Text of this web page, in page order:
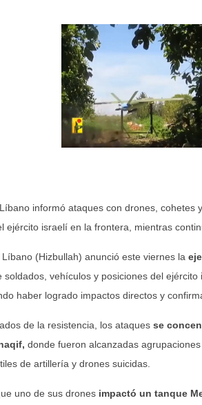
informó ataques con drones, cohetes
ejército israelí en la frontera, mientras
(Hizbullah) anunció este viernes la
soldados, vehículos y posiciones del
haber logrado impactos directos y
de la resistencia, los ataques se
donde fueron alcanzadas
de artillería y drones suicidas.
uno de sus drones impactó un tanque